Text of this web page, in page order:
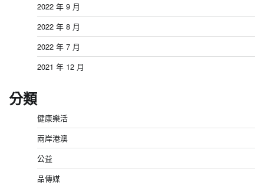
2022 年 9 月
2022 年 8 月
2022 年 7 月
2021 年 12 月
分類
健康樂活
兩岸港澳
公益
品傳媒